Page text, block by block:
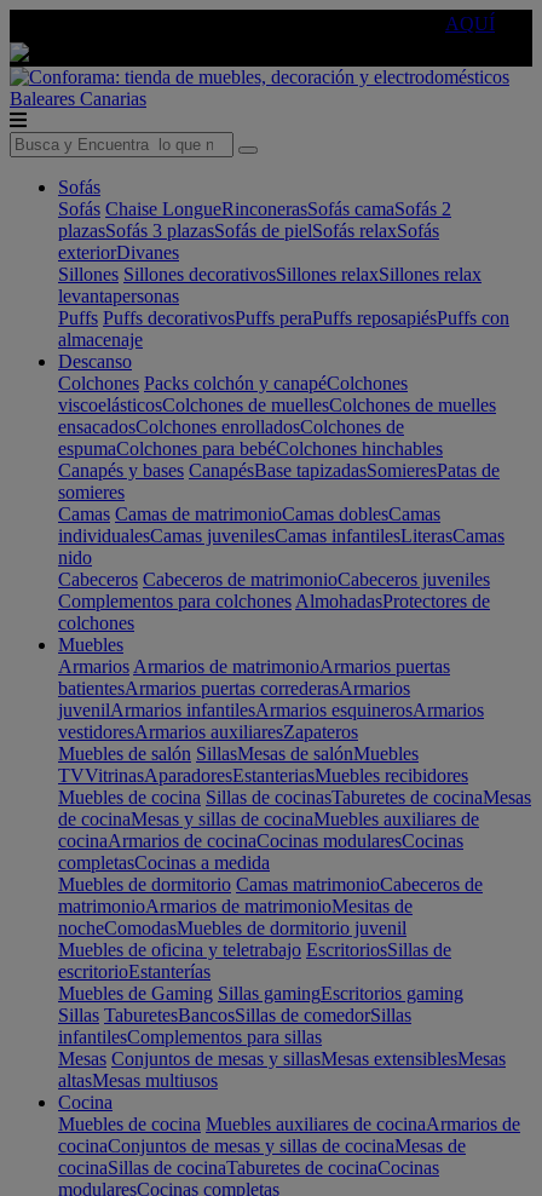
AQUÍ
Baleares Canarias
Sofás
Sofás Chaise LongueRinconerasSofás camaSofás 2
plazasSofás 3 plazasSofás de pielSofás relaxSofás
exteriorDivanes
Sillones Sillones decorativosSillones relaxSillones relax
levantapersonas
Puffs Puffs decorativosPuffs peraPuffs reposapiésPuffs con
almacenaje
Descanso
Colchones Packs colchón y canapéColchones
viscoelásticosColchones de muellesColchones de muelles
ensacadosColchones enrolladosColchones de
espumaColchones para bebéColchones hinchables
Canapés y bases CanapésBase tapizadasSomieresPatas de
somieres
Camas Camas de matrimonioCamas doblesCamas
individualesCamas juvenilesCamas infantilesLiterasCamas
nido
Cabeceros Cabeceros de matrimonioCabeceros juveniles
Complementos para colchones AlmohadasProtectores de
colchones
Muebles
Armarios Armarios de matrimonioArmarios puertas
batientesArmarios puertas correderasArmarios
juvenilArmarios infantilesArmarios esquinerosArmarios
vestidoresArmarios auxiliaresZapateros
Muebles de salón SillasMesas de salónMuebles
TVVitrinasAparadoresEstanteriasMuebles recibidores
Muebles de cocina Sillas de cocinasTaburetes de cocinaMesas
de cocinaMesas y sillas de cocinaMuebles auxiliares de
cocinaArmarios de cocinaCocinas modularesCocinas
completasCocinas a medida
Muebles de dormitorio Camas matrimonioCabeceros de
matrimonioArmarios de matrimonioMesitas de
nocheComodasMuebles de dormitorio juvenil
Muebles de oficina y teletrabajo EscritoriosSillas de
escritorioEstanterías
Muebles de Gaming Sillas gamingEscritorios gaming
Sillas TaburetesBancosSillas de comedorSillas
infantilesComplementos para sillas
Mesas Conjuntos de mesas y sillasMesas extensiblesMesas
altasMesas multiusos
Cocina
Muebles de cocina Muebles auxiliares de cocinaArmarios de
cocinaConjuntos de mesas y sillas de cocinaMesas de
cocinaSillas de cocinaTaburetes de cocinaCocinas
modularesCocinas completas